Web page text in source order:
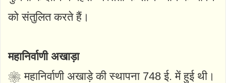
को संतुलित करते हैं।
महानिर्वाणी अखाड़ा
❀ महानिर्वाणी अखाड़े की स्थापना 748 ई. में हुई थी।